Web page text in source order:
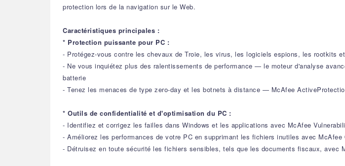
protection lors de la navigation sur le Web.
Caractéristiques principales :
* Protection puissante pour PC :
- Protégez-vous contre les chevaux de Troie, les virus, les logiciels espions, les rootkits
- Ne vous inquiétez plus des ralentissements de performance — le moteur d'analyse
batterie
- Tenez les menaces de type zero-day et les botnets à distance — McAfee
* Outils de confidentialité et d'optimisation du PC :
- Identifiez et corrigez les failles dans Windows et les applications avec McAfee
- Améliorez les performances de votre PC en supprimant les fichiers inutiles avec McAfee
- Détruisez en toute sécurité les fichiers sensibles, tels que les documents fiscaux, avec